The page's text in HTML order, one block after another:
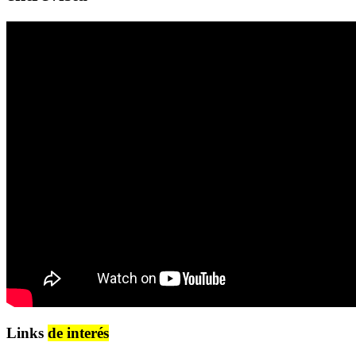
Links de interés